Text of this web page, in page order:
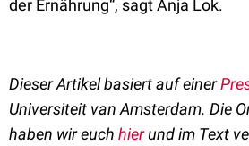
der Ernährung“, sagt Anja Lok.
Dieser Artikel basiert auf einer
Universiteit van Amsterdam. Die
haben wir euch hierund im Text